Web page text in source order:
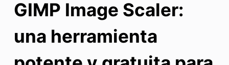
GIMP Image Scaler:
una herramienta